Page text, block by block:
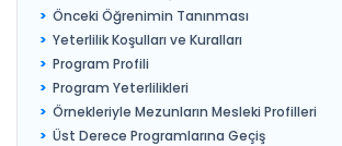
Önceki Öğrenimin Tanınması
Yeterlilik Koşulları ve Kuralları
Program Profili
Program Yeterlilikleri
Örnekleriyle Mezunların Mesleki Profilleri
Üst Derece Programlarına Geçiş